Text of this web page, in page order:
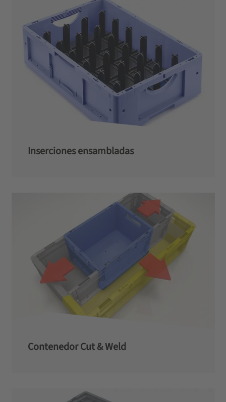
Inserciones ensambladas
Contenedor Cut & Weld